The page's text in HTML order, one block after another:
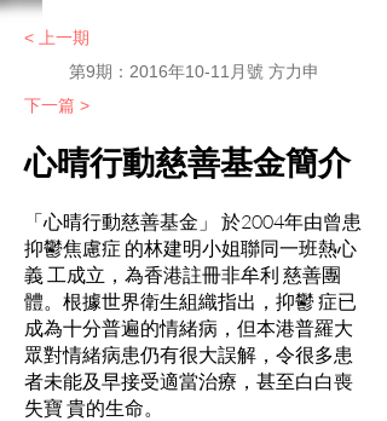
< 上一期
第9期：2016年10-11月號 方力申
下一篇 >
心晴行動慈善基金簡介
「心晴行動慈善基金」 於2004年由曾患
抑鬱焦慮症 的林建明小姐聯同一班熱心
義 工成立，為香港註冊非牟利 慈善團
體。根據世界衛生組織指出，抑鬱 症已
成為十分普遍的情緒病，但本港普羅大
眾對情緒病患仍有很大誤解，令很多患
者未能及早接受適當治療，甚至白白喪
失寶 貴的生命。